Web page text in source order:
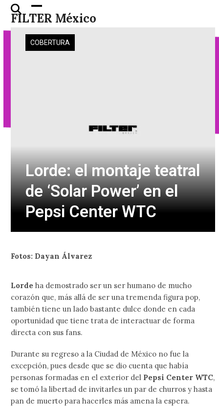
Skip
content
FILTER México
Open
mobile
menu
Close
mobile
menu
COBERTURA
Lorde: el montaje teatral
de ‘Solar Power’ en el
Pepsi Center WTC
Fotos: Dayan Álvarez
Lorde ha demostrado ser un ser humano de mucho
corazón que, más allá de ser una tremenda figura pop,
también tiene un lado bastante dulce donde en cada
oportunidad que tiene trata de interactuar de forma
directa con sus fans.
Durante su regreso a la Ciudad de México no fue la
excepción, pues desde que se dio cuenta que había
personas formadas en el exterior del Pepsi Center WTC,
se tomó la libertad de invitarles un par de churros y hasta
pan de muerto para hacerles más amena la espera.